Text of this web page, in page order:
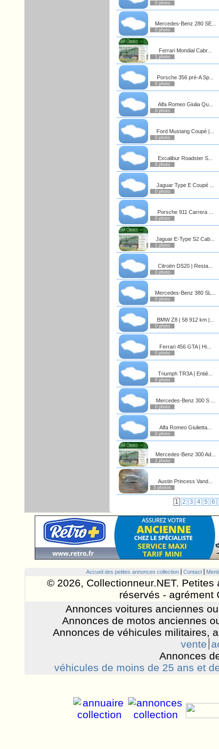
0 photo
Mercedes-Benz 280 SE...
0 photo
Ferrari Mondial Cabr...
1 photo
Porsche 356 pré-A Sp...
0 photo
Alfa Romeo Giulia Qu...
0 photo
Ford Mustang Coupé |...
0 photo
Excalibur Roadster S...
0 photo
Jaguar Type E Coupé ...
0 photo
Porsche 911 Carrera ...
0 photo
Jaguar E-Type S2 Cab...
1 photo
Citroën DS20 | Resta...
0 photo
Mercedes-Benz 380 SL...
0 photo
BMW Z8 | 58 912 km |...
0 photo
Ferrari 456 GTA | Hi...
0 photo
Triumph TR3A | Entiè...
0 photo
Mercedes-Benz 300 S ...
0 photo
Alfa Romeo Giulietta...
0 photo
Mercedes-Benz 300 Ad...
1 photo
Austin Princess Vand...
5 photos
1 2 3 4 5 6
Accueil des petites annonces collection Contact
© 2026, Collectionneur.NET.
réservés - agrément
Annonces voitures anciennes
Annonces de motos anciennes
Annonces de véhicules militaires,
vente
Annonces
véhicules de moins de 25 ans et